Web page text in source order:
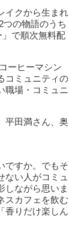
イクから生まれ
の物語のうち
で順次無料配
ーヒーマシン
コミュニティの
職場・コミュニ
平田満さん、奥
ですか。でもそ
ない人がコミュ
しながら思いま
スカフェを飲む
香りだけ楽しん